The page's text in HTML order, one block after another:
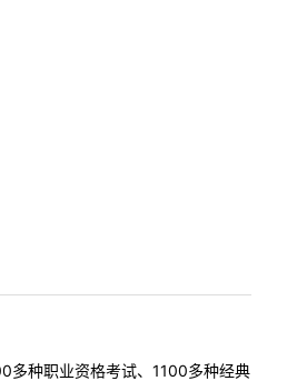
多种职业资格考试、1100多种经典